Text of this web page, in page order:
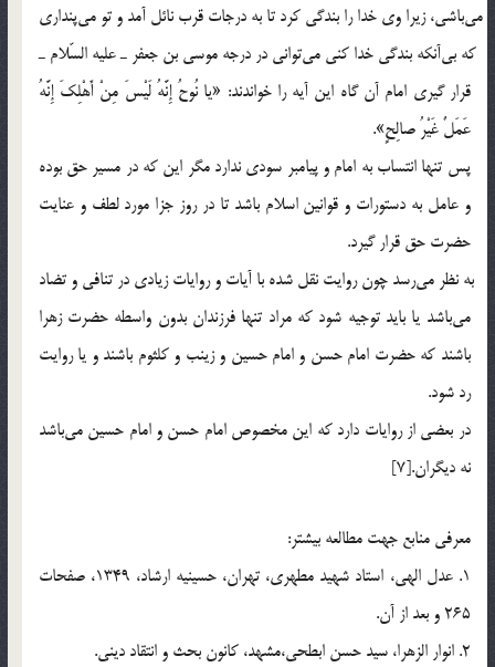
مي‎باشي، زيرا وي خدا را بندگي كرد تا به درجات قرب نائل آمد و تو مي‎پنداري
كه بي‎آنكه بندگي خدا كني مي‎تواني در درجه موسي بن جعفر ـ عليه السّلام ـ
قرار گيري امام آن گاه اين آيه را خواندند: «يا نُوحُ إِنَّهُ لَيْسَ مِنْ أَهْلِكَ إِنَّهُ
عَمَلٌ غَيْرُ صالِحٍ».
پس تنها انتساب به امام و پيامبر سودي ندارد مگر اين كه در مسير حق بوده
و عامل به دستورات و قوانين اسلام باشد تا در روز جزا مورد لطف و عنايت
حضرت حق قرار گيرد.
به نظر مي‎رسد چون روايت نقل شده با آيات و روايات زيادي در تنافي و تضاد
مي‎باشد يا بايد توجيه شود كه مراد تنها فرزندان بدون واسطه حضرت زهرا
باشند كه حضرت امام حسن و امام حسين و زينب و كلثوم باشند و يا روايت
رد شود.
در بعضي از روايات دارد كه اين مخصوص امام حسن و امام حسين مي‎باشد
نه ديگران.[7]
معرفي منابع جهت مطالعه بيشتر:
1. عدل الهي، استاد شهيد مطهري، تهران، حسينيه ارشاد، 1349، صفحات
265 و بعد از آن.
2. انوار الزهرا، سيد حسن ابطحي،‌مشهد، كانون بحث و انتقاد ديني.